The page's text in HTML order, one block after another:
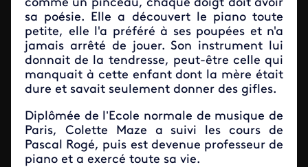
comme un pinceau, chaque doigt doit avoir
sa poésie. Elle a découvert le piano toute
petite, elle l'a préféré à ses poupées et n'a
jamais arrêté de jouer. Son instrument lui
donnait de la tendresse, peut-être celle qui
manquait à cette enfant dont la mère était
dure et savait seulement donner des gifles.
Diplômée de l’Ecole normale de musique de
Paris, Colette Maze a suivi les cours de
Pascal Rogé, puis est devenue professeur de
piano et a exercé toute sa vie.